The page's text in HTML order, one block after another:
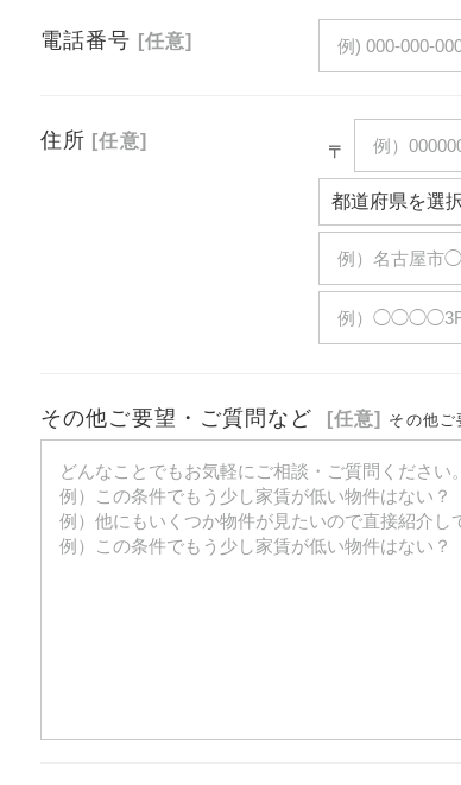
電話番号 [任意]
住所 [任意]
〒
その他ご要望・ご質問など [任意] その他ご